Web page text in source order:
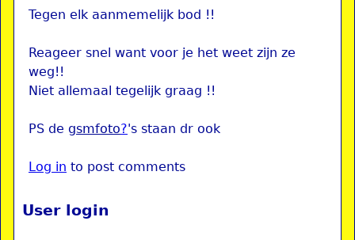
Tegen elk aanmemelijk bod !!
Reageer snel want voor je het weet zijn ze
weg!!
Niet allemaal tegelijk graag !!
PS de gsmfoto?'s staan dr ook
Log in to post comments
User login